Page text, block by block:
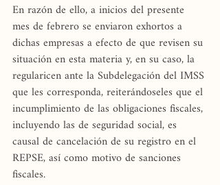
En razón de ello, a inicios del presente
mes de febrero se enviaron exhortos a
dichas empresas a efecto de que revisen su
situación en esta materia y, en su caso, la
regularicen ante la Subdelegación del IMSS
que les corresponda, reiterándoseles que el
incumplimiento de las obligaciones fiscales,
incluyendo las de seguridad social, es
causal de cancelación de su registro en el
REPSE, así como motivo de sanciones
fiscales.